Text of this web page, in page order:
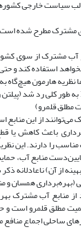
سیاست خارجی
مطرح شده است که
آب مشترک از سوی
استفاده کند و
هارمون هیچ‌گاه
از این منابع
باعث کاهش
را دارند. این
منابع آب،
آن) ناعادلانه ذکر
منابع آب مشترک
مطلق قلمرو است و
ساحلی اجماع